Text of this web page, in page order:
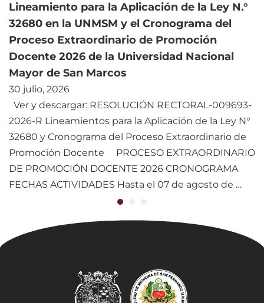
Lineamiento para la Aplicación de la Ley N.°
32680 en la UNMSM y el Cronograma del
Proceso Extraordinario de Promoción
Docente 2026 de la Universidad Nacional
Mayor de San Marcos
30 julio, 2026
Ver y descargar: RESOLUCIÓN RECTORAL-009693-
2026-R Lineamientos para la Aplicación de la Ley N°
32680 y Cronograma del Proceso Extraordinario de
Promoción Docente PROCESO EXTRAORDINARIO
DE PROMOCIÓN DOCENTE 2026 CRONOGRAMA
FECHAS ACTIVIDADES Hasta el 07 de agosto de …